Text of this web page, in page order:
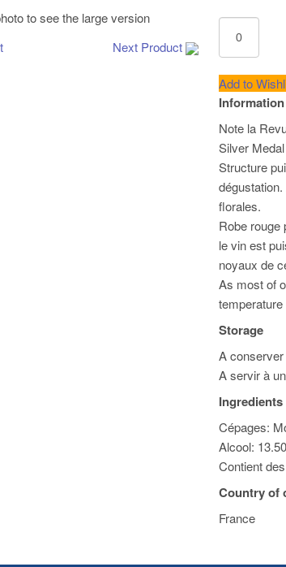
to see the large version
Next Product
Add to
Information
Note la
Silver
Structure
florales.
Robe rouge
le vin est
noyaux de
As most of
Storage
A conserver
A servir à
Ingredients
Cépages:
Alcool:
Contient
Country of
France